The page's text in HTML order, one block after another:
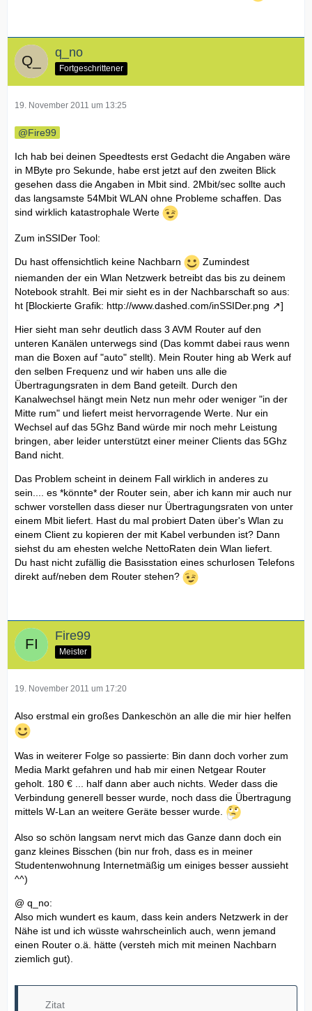
q_no
Fortgeschrittener
19. November 2011 um 13:25
Fire99
Ich hab bei deinen Speedtests erst Gedacht die Angaben wäre
in MByte pro Sekunde, habe erst jetzt auf den zweiten Blick
gesehen dass die Angaben in Mbit sind. 2Mbit/sec sollte auch
das langsamste 54Mbit WLAN ohne Probleme schaffen. Das
sind wirklich katastrophale Werte
Zum inSSIDer Tool:
Du hast offensichtlich keine Nachbarn
Zumindest
niemanden der ein Wlan Netzwerk betreibt das bis zu deinem
Notebook strahlt. Bei mir sieht es in der Nachbarschaft so aus:
ht [Blockierte Grafik: http://www.dashed.com/inSSIDer.png ]
Hier sieht man sehr deutlich dass 3 AVM Router auf den
unteren Kanälen unterwegs sind (Das kommt dabei raus wenn
man die Boxen auf "auto" stellt). Mein Router hing ab Werk auf
den selben Frequenz und wir haben uns alle die
Übertragungsraten in dem Band geteilt. Durch den
Kanalwechsel hängt mein Netz nun mehr oder weniger "in der
Mitte rum" und liefert meist hervorragende Werte. Nur ein
Wechsel auf das 5Ghz Band würde mir noch mehr Leistung
bringen, aber leider unterstützt einer meiner Clients das 5Ghz
Band nicht.
Das Problem scheint in deinem Fall wirklich in anderes zu
sein.... es *könnte* der Router sein, aber ich kann mir auch nur
schwer vorstellen dass dieser nur Übertragungsraten von unter
einem Mbit liefert. Hast du mal probiert Daten über's Wlan zu
einem Client zu kopieren der mit Kabel verbunden ist? Dann
siehst du am ehesten welche NettoRaten dein Wlan liefert.
Du hast nicht zufällig die Basisstation eines schurlosen Telefons
direkt auf/neben dem Router stehen?
Fire99
Meister
19. November 2011 um 17:20
Also erstmal ein großes Dankeschön an alle die mir hier helfen
Was in weiterer Folge so passierte: Bin dann doch vorher zum
Media Markt gefahren und hab mir einen Netgear Router
geholt. 180 € ... half dann aber auch nichts. Weder dass die
Verbindung generell besser wurde, noch dass die Übertragung
mittels W-Lan an weitere Geräte besser wurde.
Also so schön langsam nervt mich das Ganze dann doch ein
ganz kleines Bisschen (bin nur froh, dass es in meiner
Studentenwohnung Internetmäßig um einiges besser aussieht
^^)
@ q_no:
Also mich wundert es kaum, dass kein anders Netzwerk in der
Nähe ist und ich wüsste wahrscheinlich auch, wenn jemand
einen Router o.ä. hätte (versteh mich mit meinen Nachbarn
ziemlich gut).
Zitat